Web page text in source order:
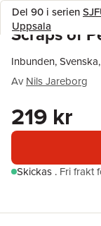
Del 90 i serien
Uppsala
Scraps of
Inbunden,
Av Nils Jareborg
219 kr
Skickas . Fri frakt